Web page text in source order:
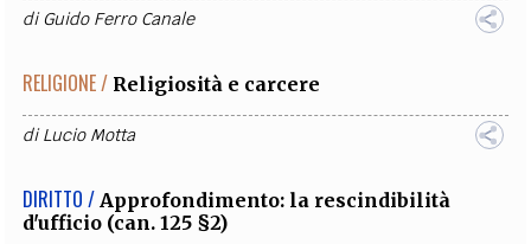
diGuido Ferro Canale
RELIGIONE / Religiosità e carcere
diLucio Motta
DIRITTO / Approfondimento: la rescindibilità
d'ufficio (can. 125 §2)